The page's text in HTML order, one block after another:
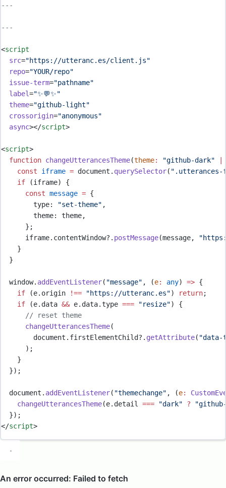
---
---
<script
src="https://utteranc.es/client.js"
repo="YOUR/repo"
issue-term="pathname"
label="✨💬✨"
theme="github-light"
crossorigin="anonymous"
async></script>
<script>
function changeUtterancesTheme(theme: "github-dark"
const
iframe = document . querySelector( " .utterances-
if (iframe) {
const message = {
        type
: "set-theme" ,
        theme
: theme,
};
iframe. contentWindow?. postMessage(message, "
}
}
  window
. addEventListener( "message" , (e: any) => {
if (e. origin !== "https://utteranc.es") return;
if (e. data && e. data.type === "resize") {
// reset theme
changeUtterancesTheme(
document . firstElementChild?. getAttribute( "data-
      )
;
}
}) ;
  document
. addEventListener( "themechange" , (e:
changeUtterancesTheme(e. detail === "dark" ? "
}) ;
</script>